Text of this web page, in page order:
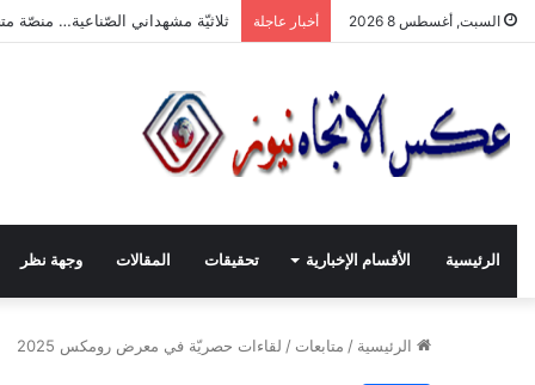
السبت, أغسطس 8 2026 أخبار عاجلة “ثلاثيّة مشهداني الصّناعيّة” تنطلق
الرئيسية الأقسام الإخبارية تحقيقات المقالات وجهة نظر
الرئيسية / متابعات / لقاءات حصريّة في معرض رومكس 2025